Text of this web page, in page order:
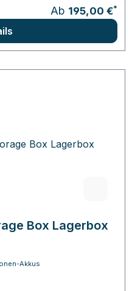
Ab 195,00 €*
Box Lagerbox
Akkus